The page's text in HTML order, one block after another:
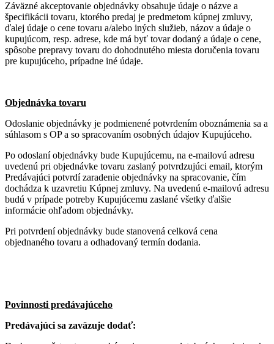
Záväzné akceptovanie objednávky obsahuje údaje o názve a
špecifikácii tovaru, ktorého predaj je predmetom kúpnej zmluvy,
ďalej údaje o cene tovaru a/alebo iných služieb, názov a údaje o
kupujúcom, resp. adrese, kde má byť tovar dodaný a údaje o cene,
spôsobe prepravy tovaru do dohodnutého miesta doručenia tovaru
pre kupujúceho, prípadne iné údaje.
Objednávka tovaru
Odoslanie objednávky je podmienené potvrdením oboznámenia sa a
súhlasom s OP a so spracovaním osobných údajov Kupujúceho.
Po odoslaní objednávky bude Kupujúcemu, na e-mailovú adresu
uvedenú pri objednávke tovaru zaslaný potvrdzujúci email, ktorým
Predávajúci potvrdí zaradenie objednávky na spracovanie, čím
dochádza k uzavretiu Kúpnej zmluvy. Na uvedenú e-mailovú adresu
budú v prípade potreby Kupujúcemu zaslané všetky ďalšie
informácie ohľadom objednávky.
Pri potvrdení objednávky bude stanovená celková cena
objednaného tovaru a odhadovaný termín dodania.
Povinnosti predávajúceho
Predávajúci sa zaväzuje dodať: